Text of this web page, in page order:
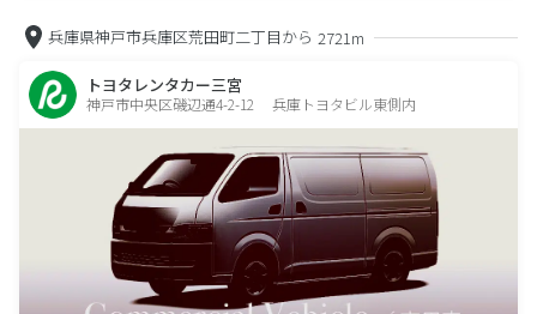
兵庫県神戸市兵庫区荒田町二丁目から 2721m
トヨタレンタカー三宮
神戸市中央区磯辺通4-2-12 兵庫トヨタビル東側内